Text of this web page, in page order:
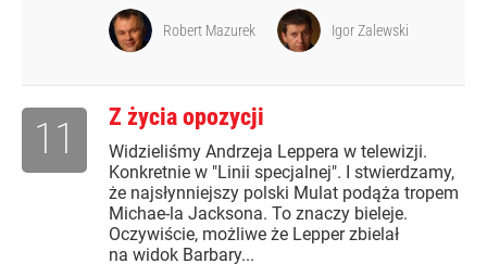
Robert Mazurek Igor Zalewski
Z życia opozycji
Widzieliśmy Andrzeja Leppera w telewizji.
Konkretnie w "Linii specjalnej". I stwierdzamy,
że najsłynniejszy polski Mulat podąża tropem
Michae-la Jacksona. To znaczy bieleje.
Oczywiście, możliwe że Lepper zbielał
na widok Barbary...
11